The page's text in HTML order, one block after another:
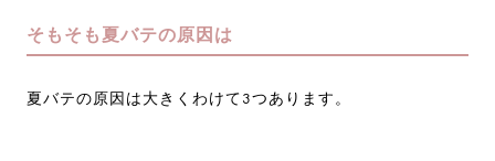
そもそも夏バテの原因は
夏バテの原因は大きくわけて3つあります。